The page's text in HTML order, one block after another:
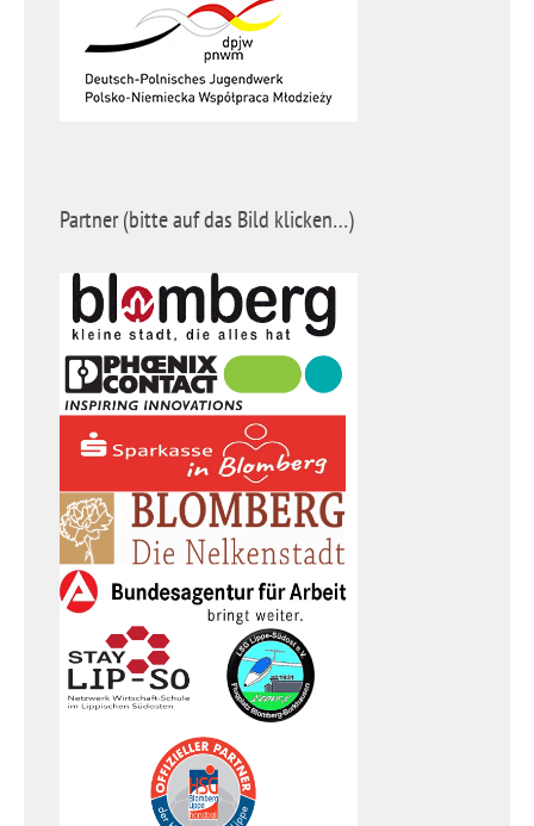
Partner (bitte auf das Bild klicken…)